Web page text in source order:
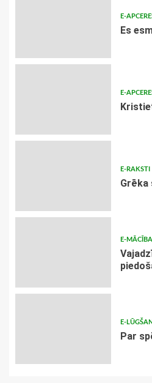
E-
Es
E-
E-RAKSTI
Grēka
E-MĀCĪBA
E-
Par